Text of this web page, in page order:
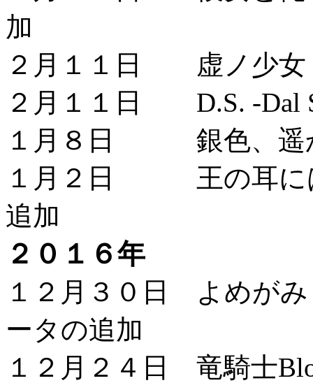
加
２月１１日 虚ノ少女
２月１１日 D.S. -Dal
１月８日 銀色、遥か
１月２日 王の耳には
追加
２０１６年
１２月３０日 よめがみ
ータの追加
１２月２４日 竜騎士